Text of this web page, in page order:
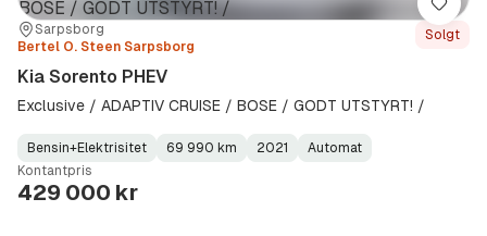
Sted:
Sarpsborg
Forhandler:
Bertel O. Steen Sarpsborg
Solgt
Kia Sorento PHEV
Exclusive / ADAPTIV CRUISE / BOSE / GODT UTSTYRT! /
Fuel
Type:
Bensin+Elektrisitet
Kilometerstand: 69 990 km
Model
Year:
2021
Gearbox
Type:
Automat
Kontantpris
429 000 kr
Lagre